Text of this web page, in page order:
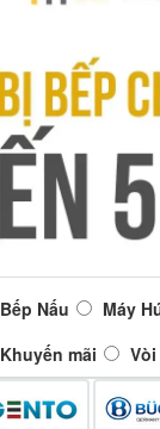
Bếp Nấu Máy
Khuyến mãi